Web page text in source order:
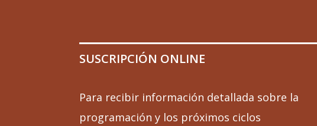
SUSCRIPCIÓN ONLINE
Para recibir información detallada sobre la
programación y los próximos ciclos